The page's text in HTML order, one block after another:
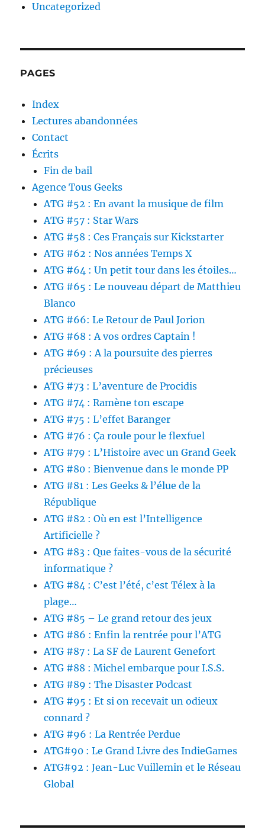
Uncategorized
PAGES
Index
Lectures abandonnées
Contact
Écrits
Fin de bail
Agence Tous Geeks
ATG #52 : En avant la musique de film
ATG #57 : Star Wars
ATG #58 : Ces Français sur Kickstarter
ATG #62 : Nos années Temps X
ATG #64 : Un petit tour dans les étoiles…
ATG #65 : Le nouveau départ de Matthieu
Blanco
ATG #66: Le Retour de Paul Jorion
ATG #68 : A vos ordres Captain !
ATG #69 : A la poursuite des pierres
précieuses
ATG #73 : L’aventure de Procidis
ATG #74 : Ramène ton escape
ATG #75 : L’effet Baranger
ATG #76 : Ça roule pour le flexfuel
ATG #79 : L’Histoire avec un Grand Geek
ATG #80 : Bienvenue dans le monde PP
ATG #81 : Les Geeks & l’élue de la
République
ATG #82 : Où en est l’Intelligence
Artificielle ?
ATG #83 : Que faites-vous de la sécurité
informatique ?
ATG #84 : C’est l’été, c’est Télex à la
plage…
ATG #85 – Le grand retour des jeux
ATG #86 : Enfin la rentrée pour l’ATG
ATG #87 : La SF de Laurent Genefort
ATG #88 : Michel embarque pour I.S.S.
ATG #89 : The Disaster Podcast
ATG #95 : Et si on recevait un odieux
connard ?
ATG #96 : La Rentrée Perdue
ATG#90 : Le Grand Livre des IndieGames
ATG#92 : Jean-Luc Vuillemin et le Réseau
Global